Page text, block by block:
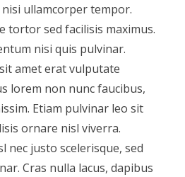
ullamcorper tempor.
tortor sed facilisis maximus.
nisi quis pulvinar.
amet erat vulputate
lorem non nunc faucibus,
Etiam pulvinar leo sit
ornare nisl viverra.
nec justo scelerisque, sed
Cras nulla lacus, dapibus